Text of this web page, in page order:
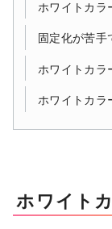
ホワイトカ
固定化が苦手
ホワイトカラ
ホワイトカラ
ホワイト